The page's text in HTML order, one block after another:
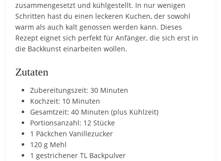
zusammengesetzt und kühlgestellt. In nur wenigen
Schritten hast du einen leckeren Kuchen, der sowohl
warm als auch kalt genossen werden kann. Dieses
Rezept eignet sich perfekt für Anfänger, die sich erst in
die Backkunst einarbeiten wollen.
Zutaten
Zubereitungszeit: 30 Minuten
Kochzeit: 10 Minuten
Gesamtzeit: 40 Minuten (plus Kühlzeit)
Portionsanzahl: 12 Stücke
1 Päckchen Vanillezucker
120 g Mehl
1 gestrichener TL Backpulver